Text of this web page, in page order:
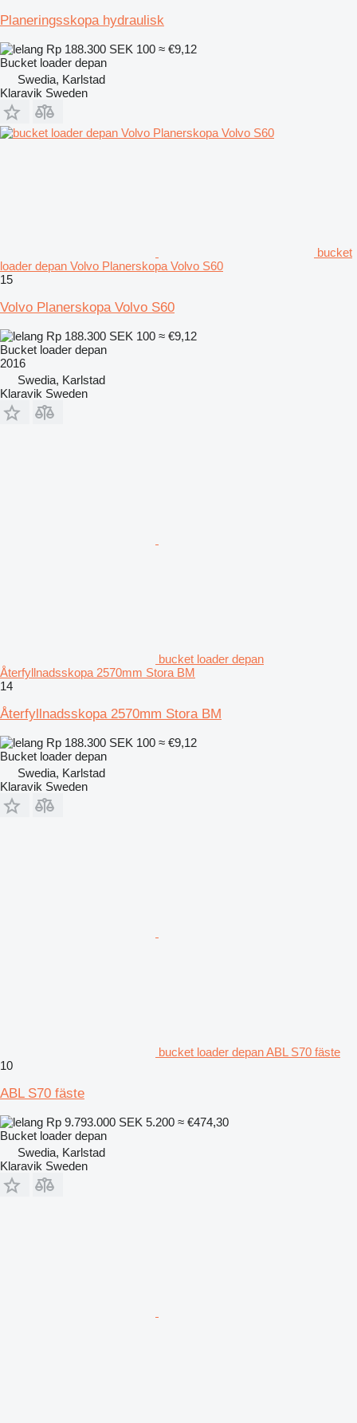
Planeringsskopa hydraulisk
Rp 188.300 SEK 100 ≈ €9,12
Bucket loader depan
Swedia, Karlstad
Klaravik Sweden
bucket
loader depan Volvo Planerskopa Volvo S60
15
Volvo Planerskopa Volvo S60
Rp 188.300 SEK 100 ≈ €9,12
Bucket loader depan
2016
Swedia, Karlstad
Klaravik Sweden
bucket loader depan
Återfyllnadsskopa 2570mm Stora BM
14
Återfyllnadsskopa 2570mm Stora BM
Rp 188.300 SEK 100 ≈ €9,12
Bucket loader depan
Swedia, Karlstad
Klaravik Sweden
bucket loader depan ABL S70 fäste
10
ABL S70 fäste
Rp 9.793.000 SEK 5.200 ≈ €474,30
Bucket loader depan
Swedia, Karlstad
Klaravik Sweden